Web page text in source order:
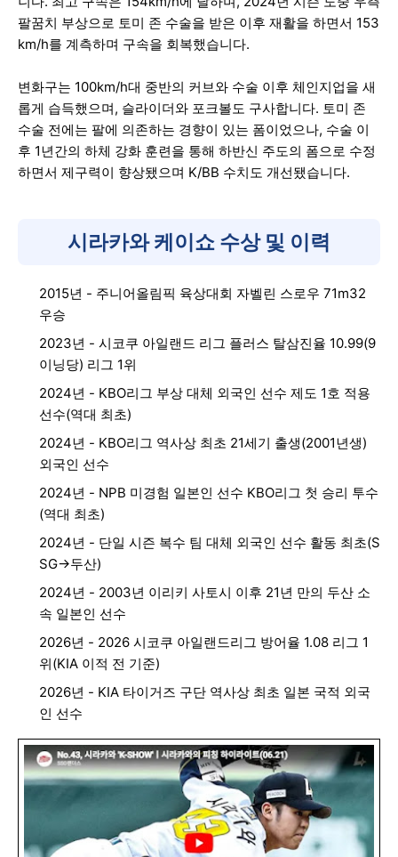
팔꿈치 부상으로 토미 존 수술을 받은 이후 재활을 하면서 153
km/h를 계측하며 구속을 회복했습니다.
변화구는 100km/h대 중반의 커브와 수술 이후 체인지업을 새
롭게 습득했으며, 슬라이더와 포크볼도 구사합니다. 토미 존
수술 전에는 팔에 의존하는 경향이 있는 폼이었으나, 수술 이
후 1년간의 하체 강화 훈련을 통해 하반신 주도의 폼으로 수정
하면서 제구력이 향상됐으며 K/BB 수치도 개선됐습니다.
시라카와 케이쇼 수상 및 이력
2015년 - 주니어올림픽 육상대회 자벨린 스로우 71m32
우승
2023년 - 시코쿠 아일랜드 리그 플러스 탈삼진율 10.99(9
이닝당) 리그 1위
2024년 - KBO리그 부상 대체 외국인 선수 제도 1호 적용
선수(역대 최초)
2024년 - KBO리그 역사상 최초 21세기 출생(2001년생)
외국인 선수
2024년 - NPB 미경험 일본인 선수 KBO리그 첫 승리 투수
(역대 최초)
2024년 - 단일 시즌 복수 팀 대체 외국인 선수 활동 최초(S
SG→두산)
2024년 - 2003년 이리키 사토시 이후 21년 만의 두산 소
속 일본인 선수
2026년 - 2026 시코쿠 아일랜드리그 방어율 1.08 리그 1
위(KIA 이적 전 기준)
2026년 - KIA 타이거즈 구단 역사상 최초 일본 국적 외국
인 선수